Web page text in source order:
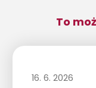
To
16. 6. 2026